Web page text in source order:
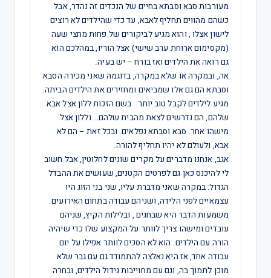
מעורבות סבא וסבתא בחיים של הנכדים זה נהדר, אבל
כשהם מהווים תחליף לאבא, עד כדי שהילדים לא רוצים
לישון אצלו , והוא מגיע לביקורים של פחות מחצי שעה
(מקסימום ארוחת ערב שישי) אצל הוריו, במהלכם הוא
גם רואה את הילדים ואז בורח – יש בעיה.
אה, ובמקרה או שלא במקרה, בדוגמה שאני מכירה הסבא
וסבתא הם גם אלו שמביאים ומחזירים את הילדים הביתה.
מגיע לילדים לקבל טוב יותר . בשם הזכות ללון אצל אבא
שלהם, הם נדרשים לצאת מהבית שלהם… וללון אצל
מישהו אחר. סבא וסבתא נפלאים. ובכל זאת – הם לא
אבא, ולעולם לא יהיו תחליף להורה.
אגב, אנחנו מדברים על מקרים שונים לחלוטין, אבל חשוב
לי להיכנס כאן גם לפרטים הקטנים, שעושים את ההבדל
הגדול: במקרה שאני מדברת עליו, שני בני הזוג היו
עצמאיים לפני הלידה, ושניהם עבודה בתחום האירועים.
משמעות הדבר היא שבחגים , ובלילות הקיץ, שניהם
עובדים ומישהו צריך לוותר על המקצוע שלו כדי שיהיה
הורה עם הילדים. הוא לא הסכים לוותר אפילו על יום
עבודה אחד, אז היא נאלצה להתמודד גם עם גבר שלא
מוכן לתמוך בה, וגם עם מחוייבות גידול הילדים, ובחרה